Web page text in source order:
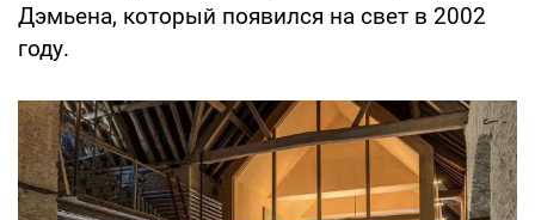
Дэмьена, который появился на свет в 2002
году.